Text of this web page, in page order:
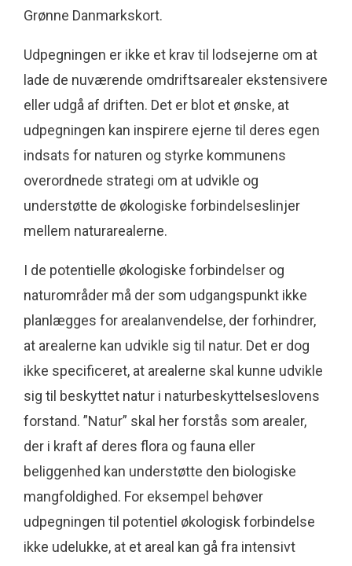
Grønne Danmarkskort.
Udpegningen er ikke et krav til lodsejerne om at
lade de nuværende omdriftsarealer ekstensivere
eller udgå af driften. Det er blot et ønske, at
udpegningen kan inspirere ejerne til deres egen
indsats for naturen og styrke kommunens
overordnede strategi om at udvikle og
understøtte de økologiske forbindelseslinjer
mellem naturarealerne.
I de potentielle økologiske forbindelser og
naturområder må der som udgangspunkt ikke
planlægges for arealanvendelse, der forhindrer,
at arealerne kan udvikle sig til natur. Det er dog
ikke specificeret, at arealerne skal kunne udvikle
sig til beskyttet natur i naturbeskyttelseslovens
forstand. ”Natur” skal her forstås som arealer,
der i kraft af deres flora og fauna eller
beliggenhed kan understøtte den biologiske
mangfoldighed. For eksempel behøver
udpegningen til potentiel økologisk forbindelse
ikke udelukke, at et areal kan gå fra intensivt